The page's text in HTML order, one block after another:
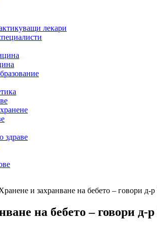
лекари
здраве
и захранване на бебето – говори д-
на бебето – говори